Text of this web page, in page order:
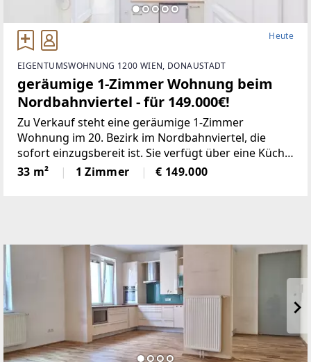
Heute
EIGENTUMSWOHNUNG 1200 WIEN, DONAUSTADT
geräumige 1-Zimmer Wohnung beim
Nordbahnviertel - für 149.000€!
Zu Verkauf steht eine geräumige 1-Zimmer
Wohnung im 20. Bezirk im Nordbahnviertel, die
sofort einzugsbereit ist. Sie verfügt über eine Küche,
Bad mit Dusche und ein getrenntes WC. Das Zimmer
hat eine angenehme Größe und ist mit zwei
33 m² 1 Zimmer € 149.000